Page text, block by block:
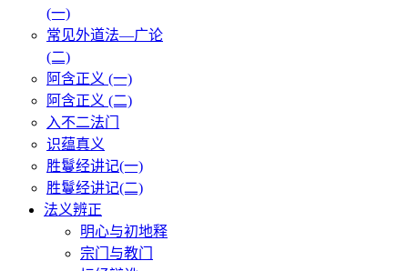
(一)
常见外道法—广论
(二)
阿含正义 (一)
阿含正义 (二)
入不二法门
识蕴真义
胜鬘经讲记(一)
胜鬘经讲记(二)
法义辨正
明心与初地释
宗门与教门